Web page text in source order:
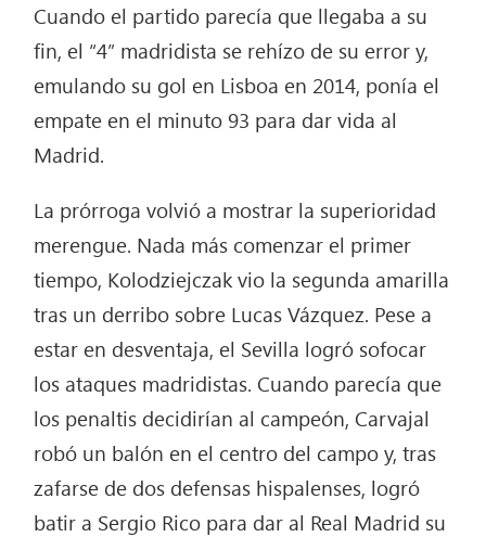
Cuando el partido parecía que llegaba a su
fin, el “4” madridista se rehízo de su error y,
emulando su gol en Lisboa en 2014, ponía el
empate en el minuto 93 para dar vida al
Madrid.
La prórroga volvió a mostrar la superioridad
merengue. Nada más comenzar el primer
tiempo, Kolodziejczak vio la segunda amarilla
tras un derribo sobre Lucas Vázquez. Pese a
estar en desventaja, el Sevilla logró sofocar
los ataques madridistas. Cuando parecía que
los penaltis decidirían al campeón, Carvajal
robó un balón en el centro del campo y, tras
zafarse de dos defensas hispalenses, logró
batir a Sergio Rico para dar al Real Madrid su